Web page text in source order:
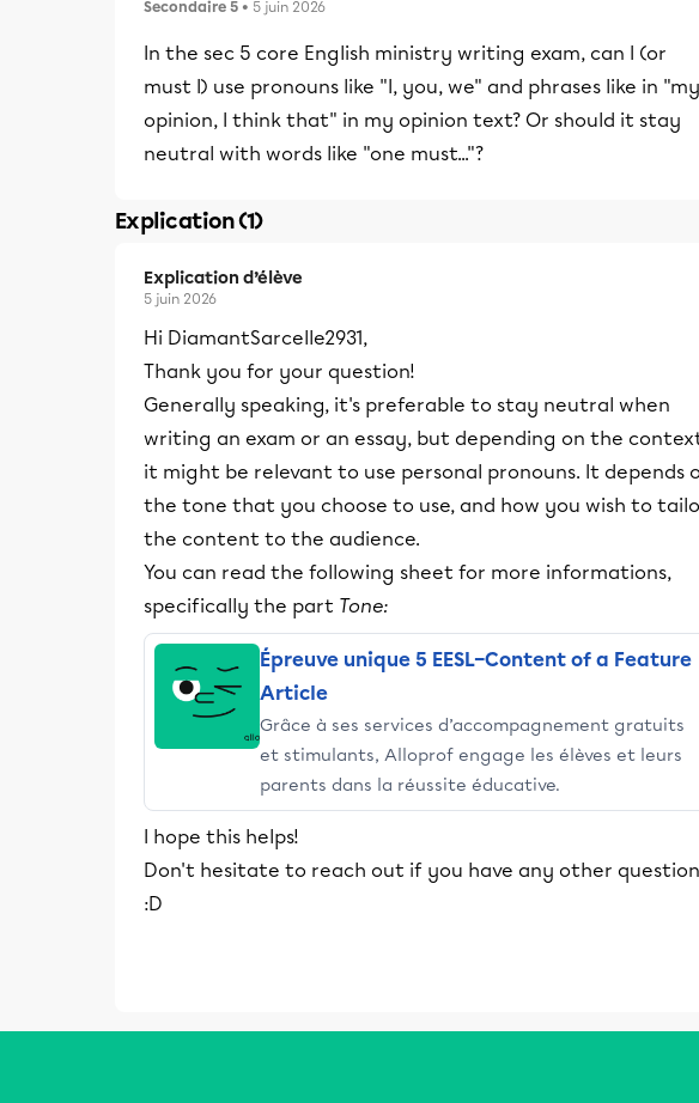
Secondaire 5 • 5 juin 2026
In the sec 5 core English ministry writing exam, can I (or
must I) use pronouns like "I, you, we" and phrases like in "my
opinion, I think that" in my opinion text? Or should it stay
neutral with words like "one must..."?
Explication (1)
Explication d’élève
5 juin 2026
Hi DiamantSarcelle2931,
Thank you for your question!
Generally speaking, it's preferable to stay neutral when
writing an exam or an essay, but depending on the
it might be relevant to use personal pronouns. It depends
the tone that you choose to use, and how you wish to
the content to the audience.
You can read the following sheet for more informations,
specifically the part Tone:
Épreuve unique 5 EESL–Content of a Feature
Article
Grâce à ses services d’accompagnement gratuits
et stimulants, Alloprof engage les élèves et leurs
parents dans la réussite éducative.
I hope this helps!
Don't hesitate to reach out if you have any other
:D